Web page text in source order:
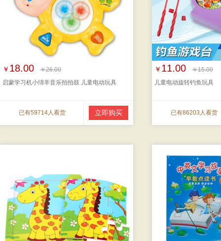
￥ 18.00
￥26.00
启蒙学习机小绵羊音乐拍拍鼓 儿童电动玩具
已有59714人看货 立即购买
￥ 11.00
￥15.00
儿童电动旋转钓鱼玩具
已有86203人看货